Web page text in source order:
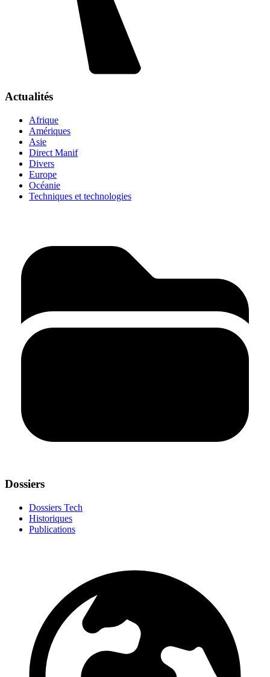
Actualités
Afrique
Amériques
Asie
Direct Manif
Divers
Europe
Océanie
Techniques et technologies
Dossiers
Dossiers Tech
Historiques
Publications